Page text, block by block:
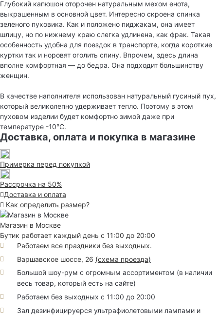
Глубокий капюшон оторочен натуральным мехом енота,
выкрашенным в основной цвет. Интересно скроена спинка
зеленого пуховика. Как и положено пиджакам, она имеет
шлицу, но по нижнему краю слегка удлинена, как фрак. Такая
особенность удобна для поездок в транспорте, когда короткие
куртки так и норовят оголить спину. Впрочем, здесь длина
вполне комфортная — до бедра. Она подходит большинству
женщин.
В качестве наполнителя использован натуральный гусиный пух,
который великолепно удерживает тепло. Поэтому в этом
пуховом изделии будет комфортно зимой даже при
температуре -10°С.
Доставка, оплата и покупка в магазине
Примерка перед покупкой
Рассрочка на 50%
Доставка и оплата
Как определить размер?
Магазин в Москве
Бутик работает каждый день с 11:00 до 20:00
Работаем все праздники без выходных.
Варшавское шоссе, 26 (схема проезда)
Большой шоу-рум с огромным ассортиментом (в наличии
весь товар, который есть на сайте)
Работаем без выходных с 11:00 до 20:00
Зал дезинфицируерся ультрафиолетовыми лампами и